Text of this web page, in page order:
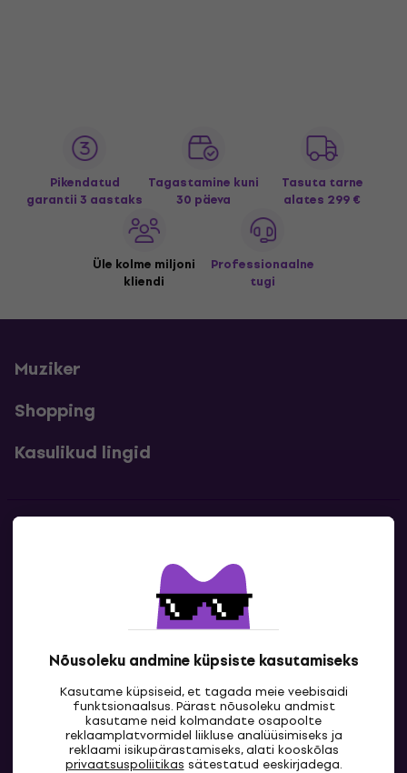
Nõusoleku andmine küpsiste kasutamiseks
Kasutame küpsiseid, et tagada meie veebisaidi
funktsionaalsus. Pärast nõusoleku andmist
kasutame neid kolmandate osapoolte
reklaamplatvormidel liikluse analüüsimiseks ja
reklaami isikupärastamiseks, alati kooskõlas
privaatsuspoliitikas sätestatud eeskirjadega.
Pikendatud
garantii 3 aastaks
Tagastamine kuni
30 päeva
Tasuta tarne
alates 299 €
Üle kolme miljoni
kliendi
Professionaalne
tugi
Muziker
Shopping
Kasulikud lingid
Kontaktandmed
EE